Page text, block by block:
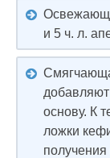
и 5 ч. л.
основу. К
ложки